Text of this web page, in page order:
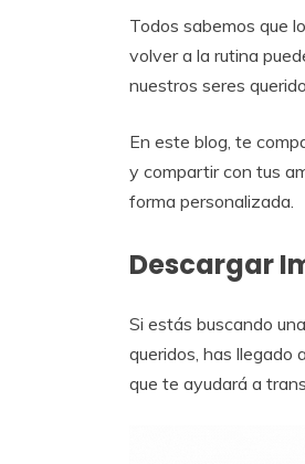
Lunes
January
7,
2024
Calendar
Todos sabemos que
volver a la rutina
nuestros seres
En este blog, te
y compartir con tus
forma personalizada.
Descargar
Si estás buscando
queridos, has llegado
que te ayudará a